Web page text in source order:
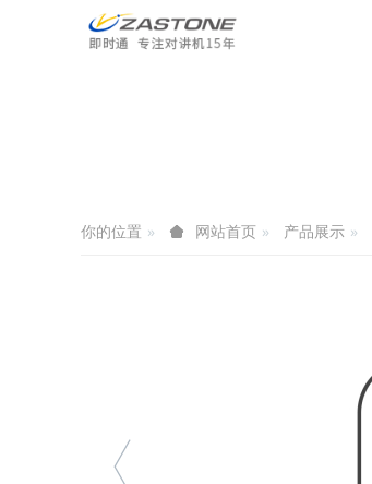
你的位置 网站首页 产品展示